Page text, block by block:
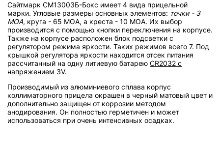
Сайтмарк СМ13003Б-Бокс имеет 4 вида прицельной
марки. Угловые размеры основных элементов: точки - 3
МОА, круга - 65 МОА, а креста - 10 МОА. Их выбор
производится с помощью кнопки переключения на корпусе.
Также на корпусе расположен блок подсветки с
регулятором режима яркости. Таких режимов всего 7. Под
крышкой регулятора яркости находится отсек питания
рассчитанный на одну литиевую батарею CR2032 с
напряжением 3V.
Производимый из алюминиевого сплава корпус
коллиматорного прицела окрашен в черный матовый цвет и
дополнительно защищен от коррозии методом
анодирования. Он полностью герметичен и может
использоваться при очень интенсивных осадках.